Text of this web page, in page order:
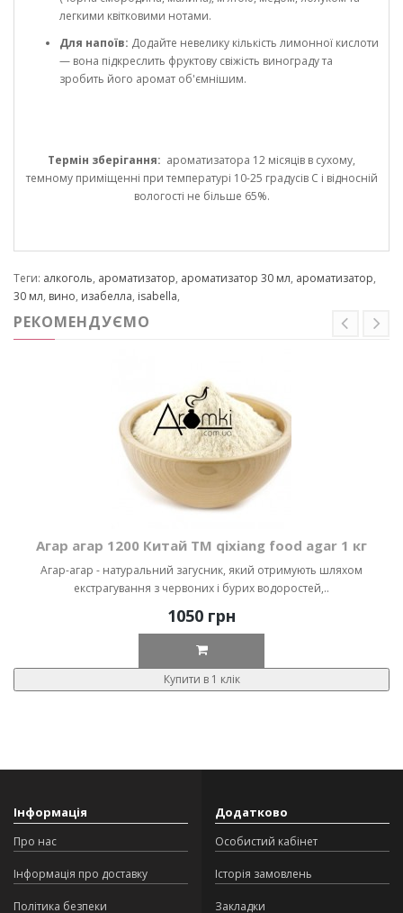
легкими квітковими нотами.
Для напоїв: Додайте невелику кількість лимонної кислоти
— вона підкреслить фруктову свіжість винограду та
зробить його аромат об'ємнішим.
Термін зберігання: ароматизатора 12 місяців в сухому,
темному приміщенні при температурі 10-25 градусів С і відносній
вологості не більше 65%.
Теги: алкоголь, ароматизатор, ароматизатор 30 мл, ароматизатор,
30 мл, вино, изабелла, isabella,
РЕКОМЕНДУЄМО
Агар агар 1200 Китай ТМ qixiang food agar 1 кг
Агар-агар - натуральний загусник, який отримують шляхом
екстрагування з червоних і бурих водоростей,..
1050 грн
Купити в 1 клік
Інформація
Про нас
Інформація про доставку
Політика безпеки
Додатково
Особистий кабінет
Історія замовлень
Закладки